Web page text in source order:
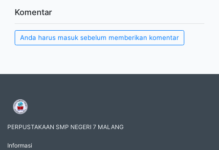
Komentar
Anda harus masuk sebelum memberikan komentar
PERPUSTAKAAN SMP NEGERI 7 MALANG
Informasi